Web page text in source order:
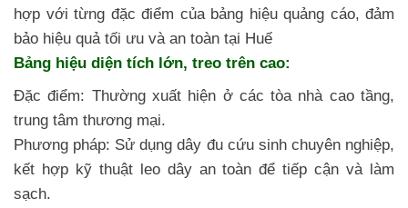
hợp với từng đặc điểm của bảng hiệu quảng cáo, đảm
bảo hiệu quả tối ưu và an toàn tại Huế
Bảng hiệu diện tích lớn, treo trên cao:
Đặc điểm: Thường xuất hiện ở các tòa nhà cao tầng,
trung tâm thương mại.
Phương pháp: Sử dụng dây đu cứu sinh chuyên nghiệp,
kết hợp kỹ thuật leo dây an toàn để tiếp cận và làm
sạch.